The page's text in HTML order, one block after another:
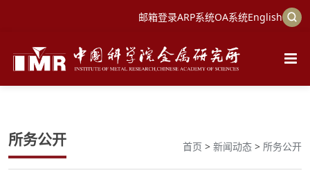
邮箱登录ARP系统OA系统English
所务公开 首页 > 新闻动态 > 所务公开